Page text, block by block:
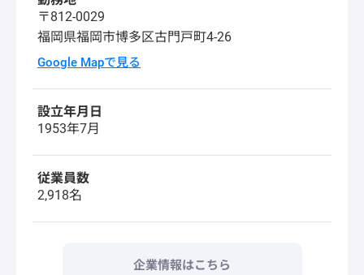
〒812-0029
福岡県福岡市博多区古門戸町4-26
Google Mapで見る
設立年月日
1953年7月
従業員数
2,918名
企業情報はこちら